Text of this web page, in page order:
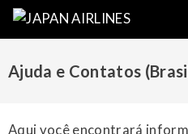
Ajuda e Contatos
Aqui você encontrará